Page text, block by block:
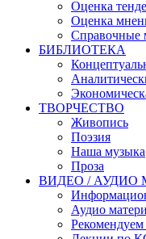
Оценка
Оценка
Справочные
БИБЛИОТЕКА
ТВОРЧЕСТВО
Живопись
Поэзия
Наша музыка
Проза
ВИДЕО / АУДИО
Аудио